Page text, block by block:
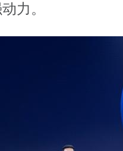
力。